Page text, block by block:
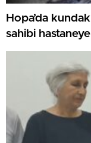
Hopa’da
sahibi